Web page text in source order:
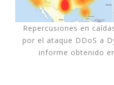
Repercusiones en
por el ataque DDoS a
informe obtenido